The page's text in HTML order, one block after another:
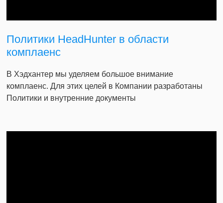
Политики HeadHunter в области
комплаенс
В Хэдхантер мы уделяем большое внимание
комплаенс. Для этих целей в Компании разработаны
Политики и внутренние документы